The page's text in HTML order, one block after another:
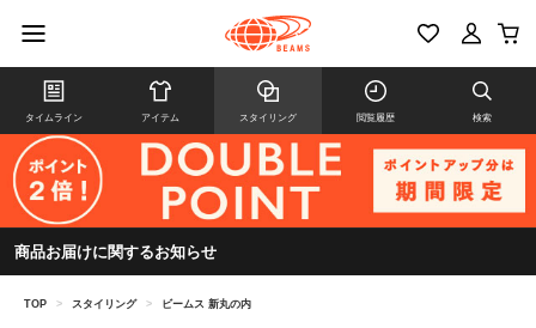
タイムライン アイテム スタイリング 閲覧履歴 検索
商品お届けに関するお知らせ
TOP > スタイリング > ビームス 新丸の内